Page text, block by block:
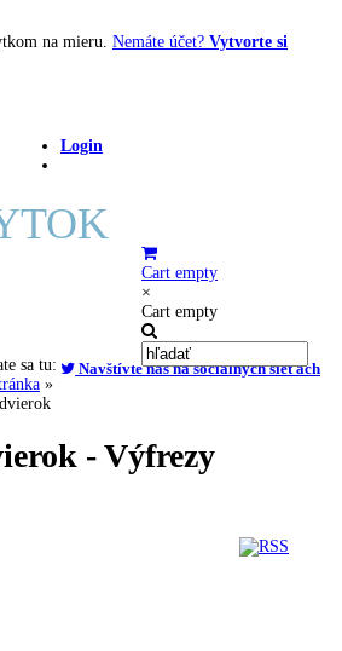
na mieru. Nemáte účet? Vytvorte si
Login
Cart empty
×
Cart empty
Navštívte nás na sociálnych sieťach
sa tu:
»
- Výfrezy